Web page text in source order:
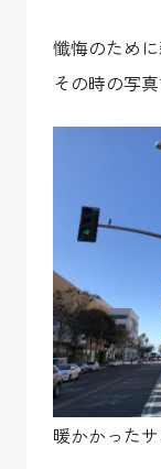
懺悔のため
その時の写真
暖かかった